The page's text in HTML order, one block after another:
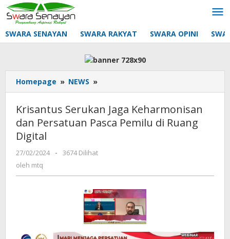
Lewati
ke
konten
SWARA SENAYAN SWARA RAKYAT SWARA OPINI
Homepage » NEWS »
Serukan
Keharmonisan
dan
Ruang
Digital
Krisantus Serukan Jaga Keharmonisan
dan Persatuan Pasca Pemilu di Ruang
Digital
27/02/2024
oleh
-
3674 Dilihat
oleh mtq